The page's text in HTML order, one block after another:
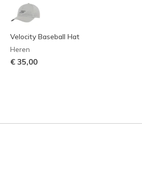
Velocity Baseball Hat
Heren
€ 35,00